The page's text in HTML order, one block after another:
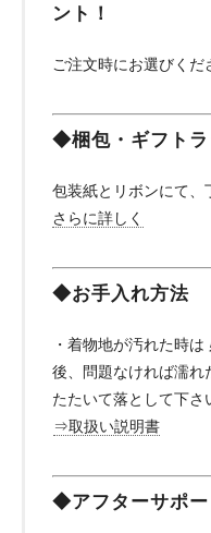
ント！
ご注文時にお選びくだ
◆梱包・ギフト
包装紙とリボンにて、
さらに詳しく
◆お手入れ方法
・着物地が汚れた時
後、問題なければ濡れ
たたいて落として下
⇒取扱い説明書
◆アフターサポー